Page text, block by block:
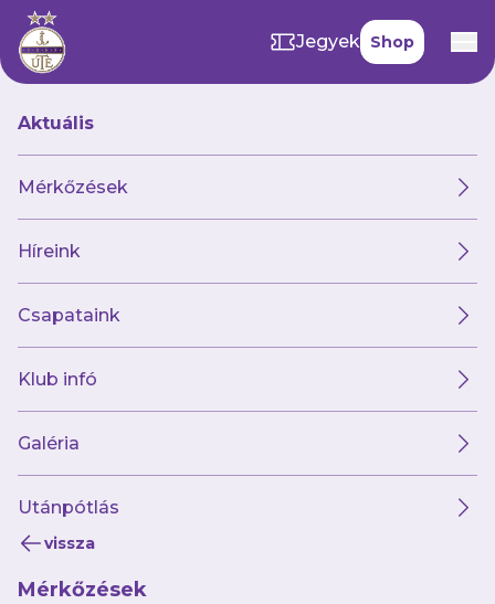
Jegyek Shop
Aktuális
Mérkőzések
Híreink
Csapataink
Klub infó
Galéria
Utánpótlás
vissza
Mérkőzések